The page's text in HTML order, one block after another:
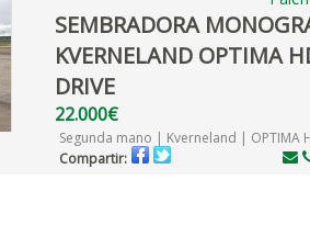
SEMBRADORA
KVERNELAND OPTIMA
DRIVE
22.000€
Segunda mano | Kverneland | OPTIMA
Compartir: